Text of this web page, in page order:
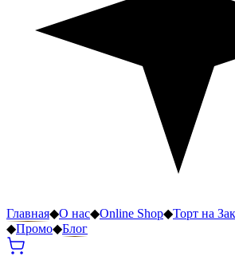
Главная◆О нас◆Online Shop◆Торт на
◆Промо◆Блог